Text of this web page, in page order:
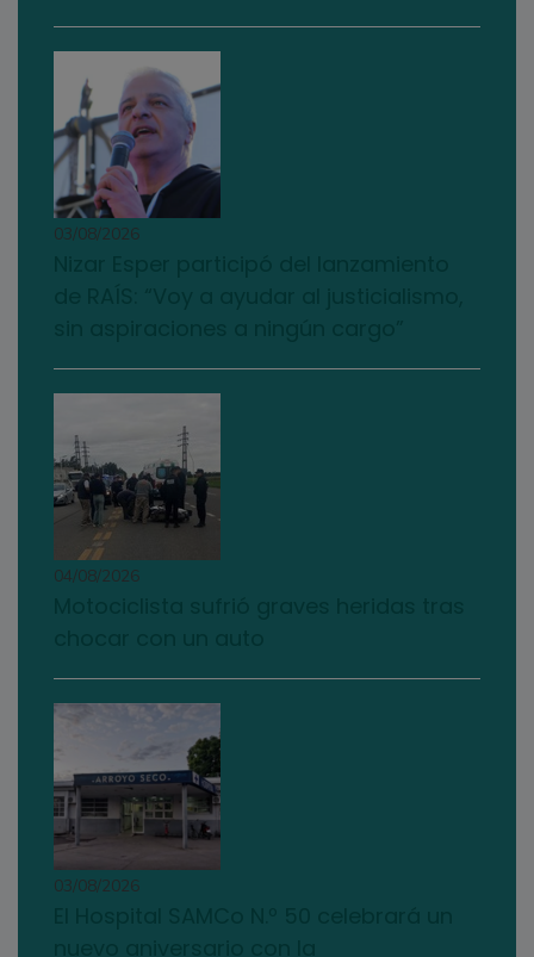
03/08/2026
04/08/2026
03/08/2026